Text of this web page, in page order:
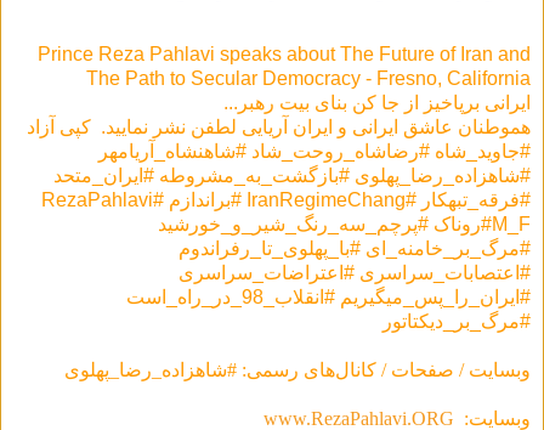
Prince Reza Pahlavi speaks about The Future of Iran and
The Path to Secular Democracy - Fresno, California
ایرانی برپاخیز از جا کن بنای بیت رهبر...
هموطنان عاشق ایرانی و ایران آریایی لطفن نشر نمایید. کپی آزاد
#جاوید_شاه #رضاشاه_روحت_شاد #شاهنشاه_آریامهر
#شاهزاده_رضا_پهلوی #بازگشت_به_مشروطه #ایران_متحد
#فرقه_تبهکار #IranRegimeChang #براندازم #RezaPahlavi
#M_Fروناک #پرچم_سه_رنگ_شیر_و_خورشید
#مرگ_بر_خامنه_ای #با_پهلوی_تا_رفراندوم
#اعتصابات_سراسری #اعتراضات_سراسری
#ایران_را_پس_میگیریم #انقلاب_98_در_راه_است
#مرگ_بر_دیکتاتور
وبسایت / صفحات / کانال‌های رسمی: #شاهزاده_رضا_پهلوی
وبسایت: www.RezaPahlavi.ORG